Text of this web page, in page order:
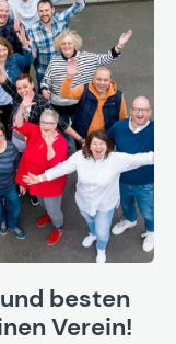
besten
Verein!